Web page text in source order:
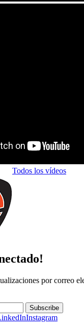
Todos los vídeos
por correo
Subscribe
Instagram